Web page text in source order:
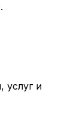
услуг и